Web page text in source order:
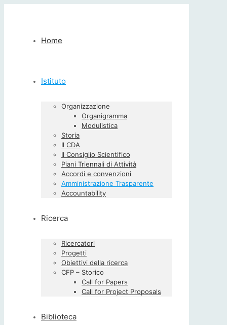
Home
Istituto
Organizzazione
Organigramma
Modulistica
Storia
Il CDA
Il Consiglio Scientifico
Piani Triennali di Attività
Accordi e convenzioni
Amministrazione Trasparente
Accountability
Ricerca
Ricercatori
Progetti
Obiettivi della ricerca
CFP – Storico
Call for Papers
Call for Project Proposals
Biblioteca